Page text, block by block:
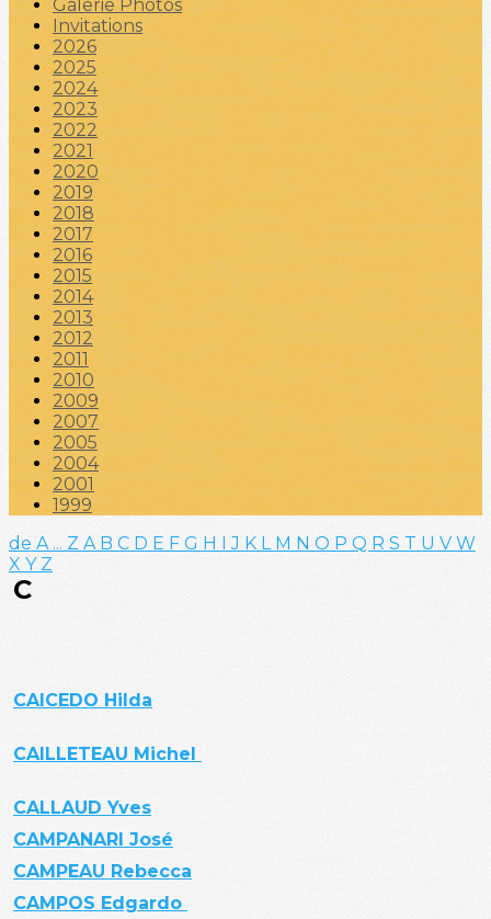
Galerie Photos
Invitations
2026
2025
2024
2023
2022
2021
2020
2019
2018
2017
2016
2015
2014
2013
2012
2011
2010
2009
2007
2005
2004
2001
1999
de A ... Z A B C D E F G H IJ K L M N O P Q R S T U V W
X Y Z
C
CAICEDO Hilda
CAILLETEAU Michel
CALLAUD Yves
CAMPANARI José
CAMPEAU Rebecca
CAMPOS Edgardo